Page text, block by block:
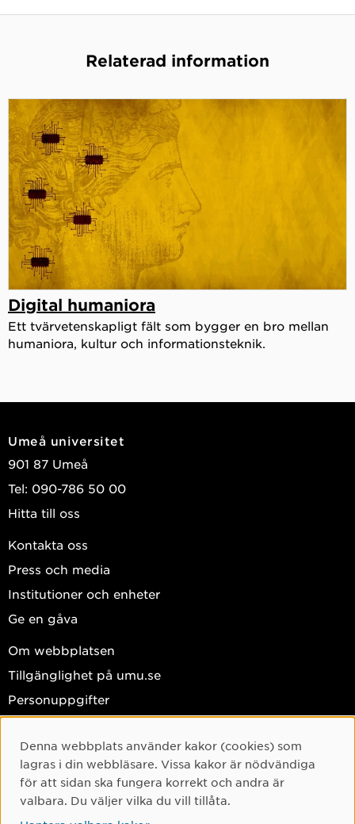
Relaterad information
Digital humaniora
Ett tvärvetenskapligt fält som bygger en bro mellan
humaniora, kultur och informationsteknik.
Umeå universitet
901 87 Umeå
Tel: 090-786 50 00
Hitta till oss
Kontakta oss
Press och media
Institutioner och enheter
Ge en gåva
Om webbplatsen
Tillgänglighet på umu.se
Personuppgifter
Facebook
Instagram
TikTok
Cookie-samtycke
Denna webbplats använder kakor (cookies) som
lagras i din webbläsare. Vissa kakor är nödvändiga
för att sidan ska fungera korrekt och andra är
valbara. Du väljer vilka du vill tillåta.